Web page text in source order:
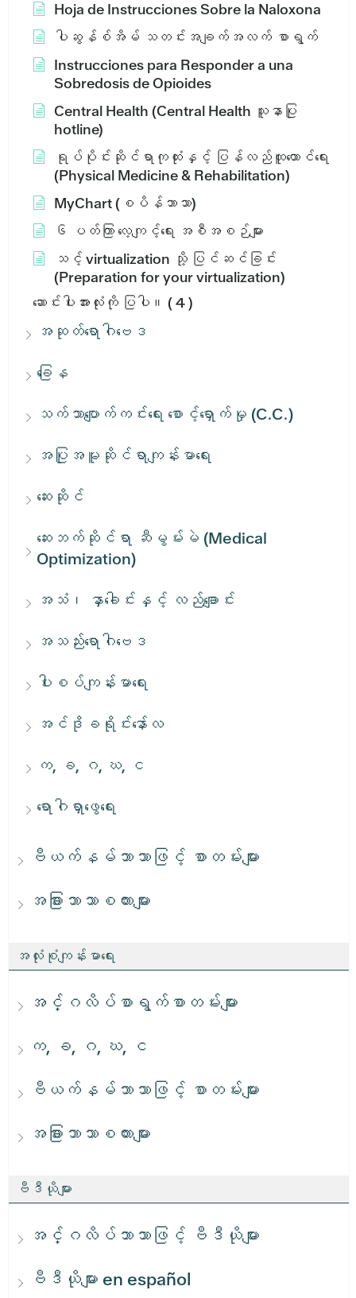
Hoja de Instrucciones Sobre la Naloxona
ပါဆွန်စ်အိမ် သတင်းအချက်အလက် စာရွက်
Instrucciones para Responder a una
Sobredosis de Opioides
Central Health (Central Health သူနာပြု
hotline)
ရုပ်ပိုင်းဆိုင်ရာကုထုံးနှင့် ပြန်လည်ထူထောင်ရေး
(Physical Medicine & Rehabilitation)
MyChart (စပိန်ဘာသာ)
၆ ပတ်ကြာ လေ့ကျင့်ရေး အစီအစဉ်များ
သင့် virtualization သို့ ပြင်ဆင်ခြင်း
(Preparation for your virtualization)
ဆောင်းပါးအားလုံးကို ပြပါ။ ( 4 )
အဆုတ်ရောဂါဗေဒ
ခြေန
သက်သာပျောက်ကင်းရေး စောင့်ရှောက်မှု (C.C.)
အပြုအမူဆိုင်ရာကျန်းမာရေး
ဆေးဆိုင်
ဆေးဘက်ဆိုင်ရာ ဆီမွမ်းမဲ (Medical
Optimization)
အသံ၊ နှာခေါင်းနှင့် လည်ချောင်း
အသည်းရောဂါဗေဒ
ပါးစပ်ကျန်းမာရေး
အင်ဒိုခရိုင်းနော်လ
က, ခ, ဂ, ဃ, င
ရောဂါရှာဖွေရေး
ဗီယက်နမ်ဘာသာဖြင့် စာတမ်းများ
အခြားဘာသာစကားများ
အလုံးစုံကျန်းမာရေး
အင်္ဂလိပ်စာရွက်စာတမ်းများ
က, ခ, ဂ, ဃ, င
ဗီယက်နမ်ဘာသာဖြင့် စာတမ်းများ
အခြားဘာသာစကားများ
ဗီဒီယိုများ
အင်္ဂလိပ်ဘာသာဖြင့် ဗီဒီယိုများ
ဗီဒီယိုများ en español